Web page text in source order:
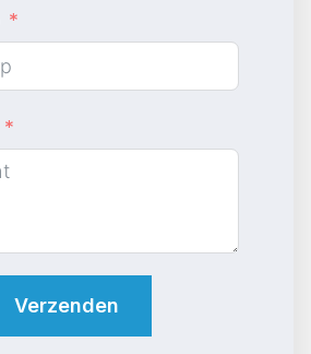
Verzenden